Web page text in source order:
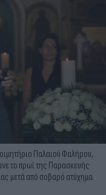
Παλαιού Φαλήρου,
το πρωί της Παρασκευής
μετά από σοβαρό ατύχημα.